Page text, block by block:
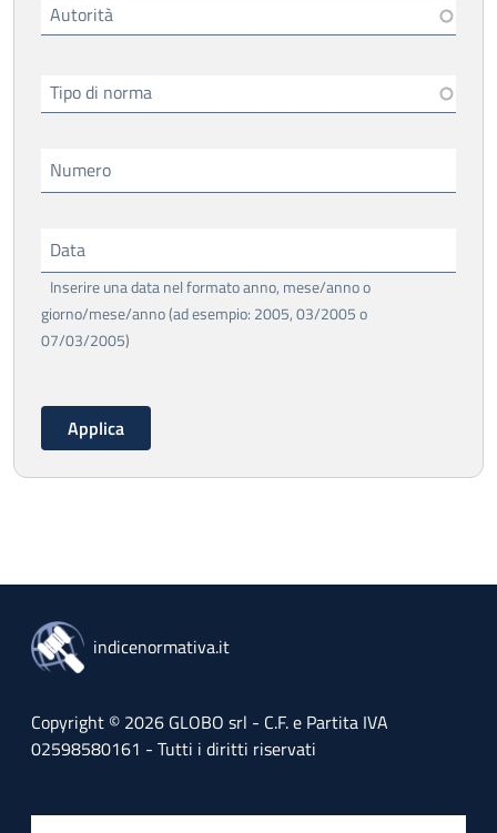
Autorità
Tipo di norma
Numero
Data
Inserire una data nel formato anno, mese/anno o
giorno/mese/anno (ad esempio: 2005, 03/2005 o
07/03/2005)
indicenormativa.it
Copyright © 2026 GLOBO srl - C.F. e Partita IVA
02598580161 - Tutti i diritti riservati